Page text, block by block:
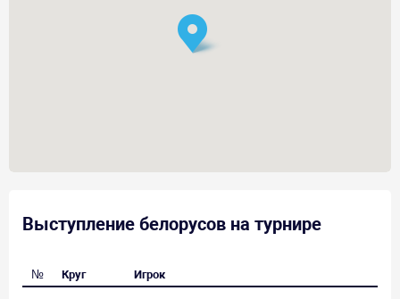
Выступление белорусов на турнире
№ Круг Игрок